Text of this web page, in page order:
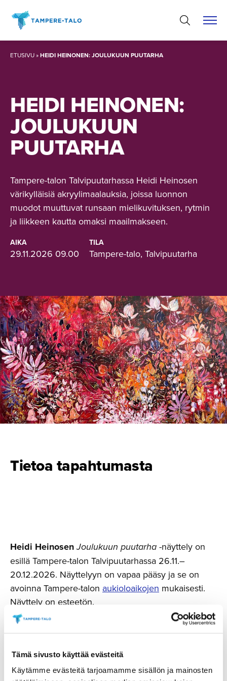
Tämä sivusto käyttää evästeitä
Käytämme evästeitä tarjoamamme sisällön ja mainosten
sisältöön
ETUSIVU»HEIDI HEINONEN: JOULUKUUN PUUTARHA
HEIDI HEINONEN:
JOULUKUUN
PUUTARHA
Tampere-talon Talvipuutarhassa Heidi Heinosen
värikylläisiä akryylimaalauksia, joissa luonnon
muodot muuttuvat runsaan mielikuvituksen, rytmin
ja liikkeen kautta omaksi maailmakseen.
AIKA
29.11.2026 09.00
TILA
Tampere-talo, Talvipuutarha
Tietoa tapahtumasta
Heidi HeinosenJoulukuun puutarha -näyttely on
esillä Tampere-talon Talvipuutarhassa 26.11.–
20.12.2026. Näyttelyyn on vapaa pääsy ja se on
avoinna Tampere-talon aukioloaikojen mukaisesti.
Näyttely on esteetön.
Joulukuun puutarha
sisältää sarjan värikylläisiä
runsaan mielikuvituksen, rytmin ja liikkeen kautta
omaksi maailmakseen. Palettiveitsellä maalatut